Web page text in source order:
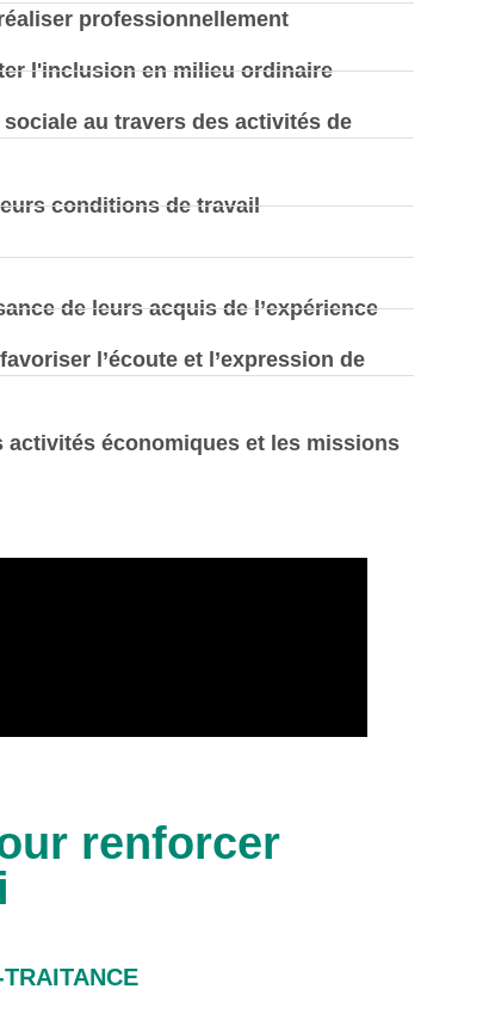
professionnellement
l'inclusion en milieu ordinaire
au travers des activités de
conditions de travail
de leurs acquis de l’expérience
l’écoute et l’expression de
économiques et les missions
renforcer